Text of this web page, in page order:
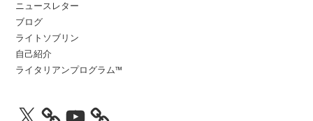
ニュースレター
ブログ
ライトソブリン
自己紹介
ライタリアンプログラム™
X YouTube